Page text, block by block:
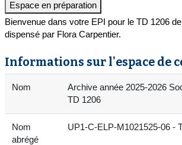
Espace en préparation
Bienvenue dans votre EPI pour le TD 1206
dispensé par Flora Carpentier.
Informations sur l'espace de
Nom
Archive année 2025-2026
TD 1206
Nom
abrégé
UP1-C-ELP-M1021525-06 -